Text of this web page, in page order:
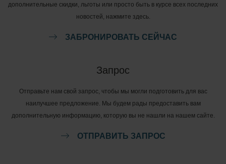
дополнительные скидки, льготы или просто быть в курсе всех последних
новостей, нажмите здесь.
ЗАБРОНИРОВАТЬ СЕЙЧАС
Запрос
Отправьте нам свой запрос, чтобы мы могли подготовить для вас
наилучшее предложение. Мы будем рады предоставить вам
дополнительную информацию, которую вы не нашли на нашем сайте.
ОТПРАВИТЬ ЗАПРОС